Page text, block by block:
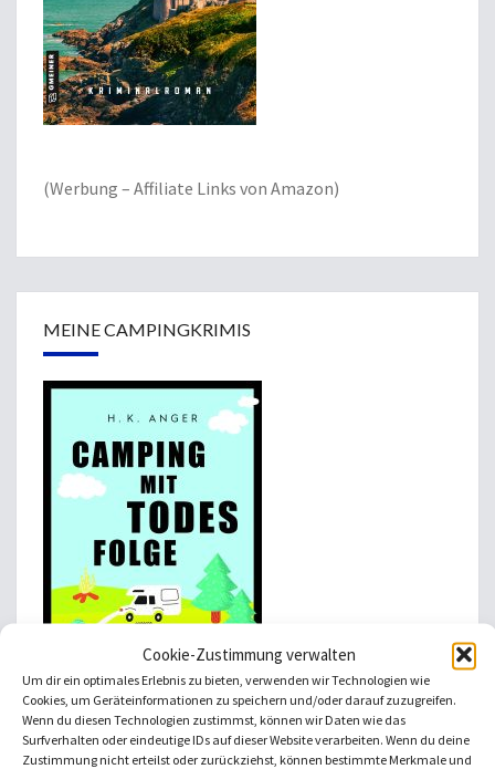
Cookie-Zustimmung verwalten
Um dir ein optimales Erlebnis zu bieten, verwenden wir Technologien wie
Cookies, um Geräteinformationen zu speichern und/oder darauf zuzugreifen.
Wenn du diesen Technologien zustimmst, können wir Daten wie das
Surfverhalten oder eindeutige IDs auf dieser Website verarbeiten. Wenn du deine
Zustimmung nicht erteilst oder zurückziehst, können bestimmte Merkmale und
(Werbung – Affiliate Links von Amazon)
MEINE CAMPINGKRIMIS